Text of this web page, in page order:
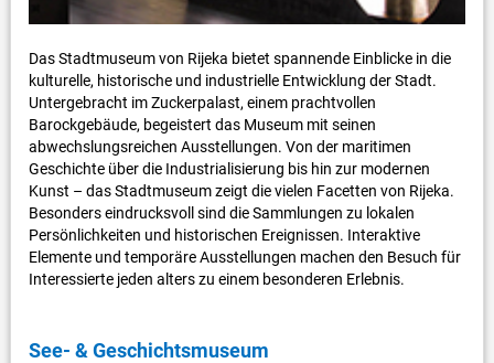
Das Stadtmuseum von Rijeka bietet spannende Einblicke in die
kulturelle, historische und industrielle Entwicklung der Stadt.
Untergebracht im Zuckerpalast, einem prachtvollen
Barockgebäude, begeistert das Museum mit seinen
abwechslungsreichen Ausstellungen. Von der maritimen
Geschichte über die Industrialisierung bis hin zur modernen
Kunst – das Stadtmuseum zeigt die vielen Facetten von Rijeka.
Besonders eindrucksvoll sind die Sammlungen zu lokalen
Persönlichkeiten und historischen Ereignissen. Interaktive
Elemente und temporäre Ausstellungen machen den Besuch für
Interessierte jeden alters zu einem besonderen Erlebnis.
See- & Geschichtsmuseum